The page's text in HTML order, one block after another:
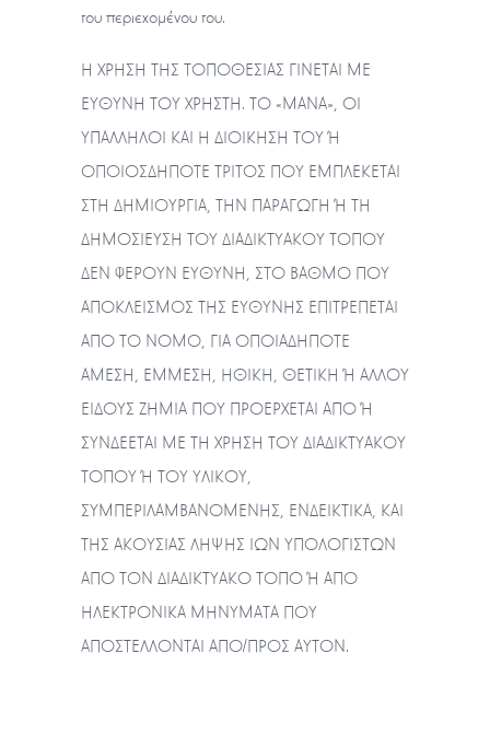
του περιεχομένου του.
Η ΧΡΗΣΗ ΤΗΣ ΤΟΠΟΘΕΣΙΑΣ ΓΙΝΕΤΑΙ ME
ΕΥΘΥΝΗ ΤΟΥ ΧΡΗΣΤΗ. ΤΟ «ΜΑΝΑ», ΟΙ
ΥΠΑΛΛΗΛΟΙ ΚΑΙ Η ΔΙΟΙΚΗΣΗ ΤΟΥ Ή
ΟΠΟΙΟΣΔΗΠΟΤΕ ΤΡΙΤΟΣ ΠΟΥ ΕΜΠΛΕΚΕΤΑΙ
ΣΤΗ ΔΗΜΙΟΥΡΓΙΑ, ΤΗΝ ΠΑΡΑΓΩΓΗ Ή ΤΗ
ΔΗΜΟΣΙΕΥΣΗ ΤΟΥ ΔΙΑΔΙΚΤΥΑΚΟΥ ΤΟΠΟΥ
ΔΕΝ ΦΕΡΟΥΝ ΕΥΘΥΝΗ, ΣΤΟ ΒΑΘΜΟ ΠΟΥ
ΑΠΟΚΛΕΙΣΜΟΣ ΤΗΣ ΕΥΘΥΝΗΣ ΕΠΙΤΡΕΠΕΤΑΙ
ΑΠΟ ΤΟ ΝΟΜΟ, ΓΙΑ ΟΠΟΙΑΔΗΠΟΤΕ
ΑΜΕΣΗ, ΕΜΜΕΣΗ, ΗΘΙΚΗ, ΘΕΤΙΚΗ Ή ΑΛΛΟΥ
ΕΙΔΟΥΣ ΖΗΜΙΑ ΠΟΥ ΠΡΟΕΡΧΕΤΑΙ ΑΠΟ Ή
ΣΥΝΔΕΕΤΑΙ ΜΕ ΤΗ ΧΡΗΣΗ ΤΟΥ ΔΙΑΔΙΚΤΥΑΚΟΥ
ΤΟΠΟΥ Ή ΤΟΥ ΥΛΙΚΟΥ,
ΣΥΜΠΕΡΙΛΑΜΒΑΝΟΜΕΝΗΣ, ΕΝΔΕΙΚΤΙΚΑ, ΚΑΙ
ΤΗΣ ΑΚΟΥΣΙΑΣ ΛΗΨΗΣ ΙΩΝ ΥΠΟΛΟΓΙΣΤΩΝ
ΑΠΟ ΤΟΝ ΔΙΑΔΙΚΤΥΑΚΟ ΤΟΠΟ Ή ΑΠΟ
ΗΛΕΚΤΡΟΝΙΚΑ ΜΗΝΥΜΑΤΑ ΠΟΥ
ΑΠΟΣΤΕΛΛΟΝΤΑΙ ΑΠΟ/ΠΡΟΣ ΑΥΤΟΝ.